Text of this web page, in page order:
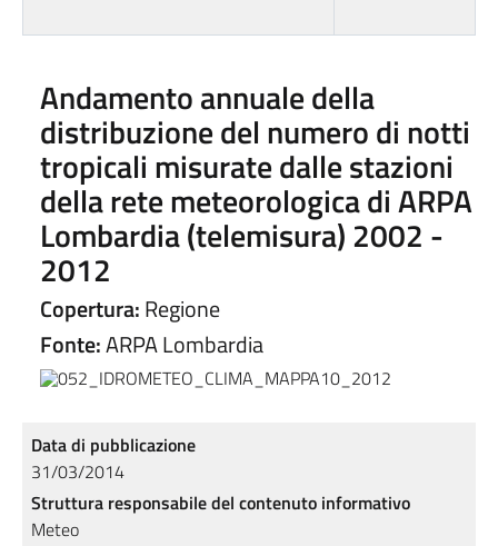
Andamento annuale della
distribuzione del numero di notti
tropicali misurate dalle stazioni
della rete meteorologica di ARPA
Lombardia (telemisura) 2002 -
2012
Copertura:Regione
Fonte:ARPA Lombardia
Data di pubblicazione
31/03/2014
Struttura responsabile del contenuto informativo
Meteo